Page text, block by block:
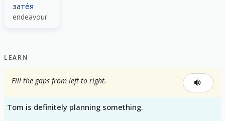
зате́я
endeavour
LEARN
Fill the gaps from left to right.
Tom is definitely planning something.